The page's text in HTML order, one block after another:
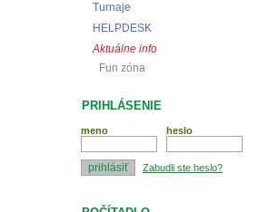
Turnaje
HELPDESK
Aktuálne info
Fun zóna
PRIHLÁSENIE
meno heslo
Zabudli ste heslo?